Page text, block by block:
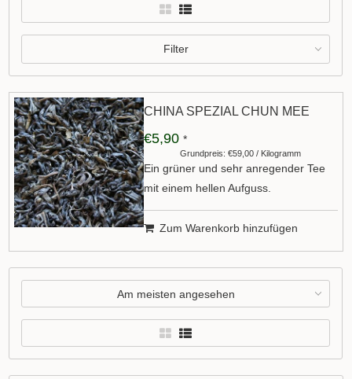
Filter
CHINA SPEZIAL CHUN MEE
€5,90 *
Grundpreis: €59,00 / Kilogramm
Ein grüner und sehr anregender Tee
mit einem hellen Aufguss.
Zum Warenkorb hinzufügen
Am meisten angesehen